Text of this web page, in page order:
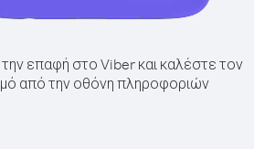
την επαφή στο Viber και καλέστε τον
από την οθόνη πληροφοριών